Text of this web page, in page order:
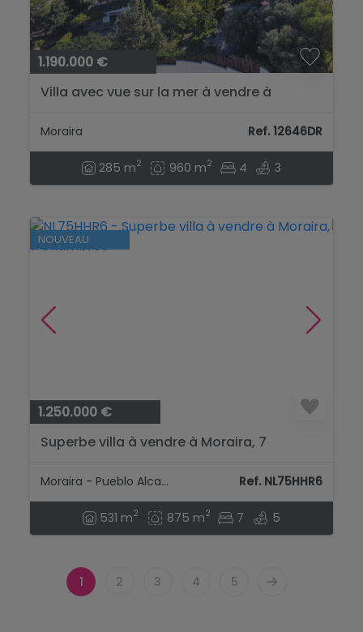
1.190.000 €
Villa avec vue sur la mer à vendre à
plage....
Moraira Ref. 12646DR
285 m2 960 m2 4 3
NOUVEAU
1.250.000 €
Superbe villa à vendre à Moraira, 7
Moraira - Pueblo Alcazar Ref. NL75HHR6
531 m2 875 m2 7 5
1 2 3 4 5